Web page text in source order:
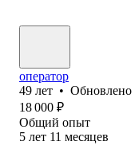
оператор
49 лет • Обновлено
18 000 ₽
Общий опыт
5 лет 11 месяцев